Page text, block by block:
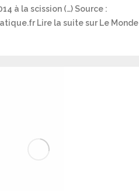
à la scission (…) Source :
Lire la suite sur Le Monde